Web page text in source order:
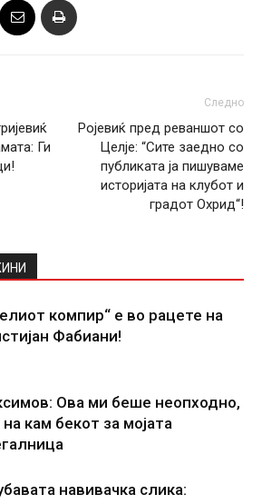
Ги
Следно
Ројевиќ пред реваншот со
Целје: “Сите заедно со
публиката ја пишуваме
историјата на клубот и
градот Охрид“!
компир“ е во рацете на
Фабиани!
Ова ми беше неопходно,
на кам бекот за мојата
навивачка слика: